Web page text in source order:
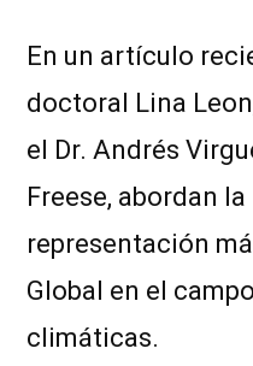
En un artículo
doctoral Lina
el Dr. Andrés
Freese, abordan
representación
Global en el
climáticas.